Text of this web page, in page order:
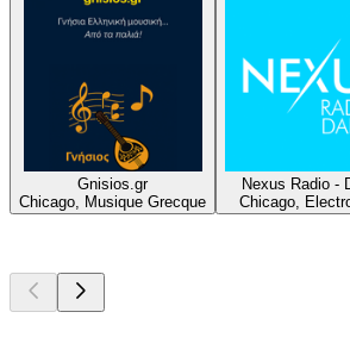
Gnisios.gr
Chicago, Musique Grecque
Nexus Radio -
Chicago,